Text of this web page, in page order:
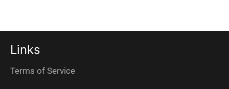
Links
Terms of Service